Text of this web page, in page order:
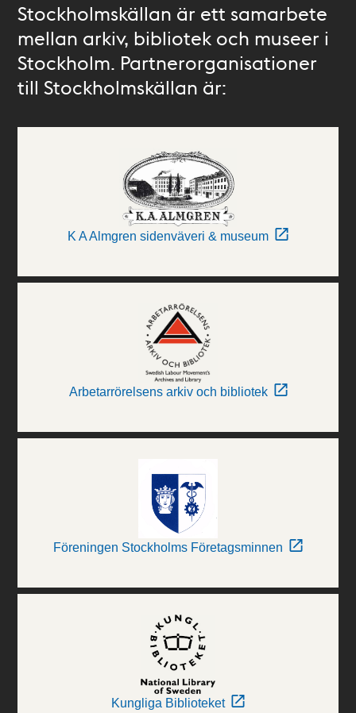
Stockholmskällan är ett samarbete
mellan arkiv, bibliotek och museer i
Stockholm. Partnerorganisationer
till Stockholmskällan är:
K A Almgren sidenväveri & museum
Arbetarrörelsens arkiv och bibliotek
Föreningen Stockholms Företagsminnen
Kungliga Biblioteket